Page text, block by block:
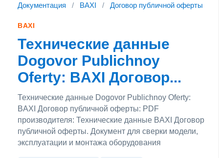
Документация / BAXI / Договор публичной оферты
BAXI
Технические данные
Dogovor Publichnoy
Oferty: BAXI Договор...
Технические данные Dogovor Publichnoy Oferty:
BAXI Договор публичной оферты: PDF
производителя: Технические данные BAXI Договор
публичной оферты. Документ для сверки модели,
эксплуатации и монтажа оборудования